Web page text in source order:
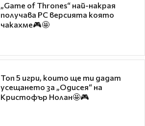
„Game of Thrones“ най-накрая
получава PC версията която
чакахме🎮🤩
Топ 5 игри, които ще ти дадат
усещането за „Одисея“ на
Кристофър Нолан🤩🎮